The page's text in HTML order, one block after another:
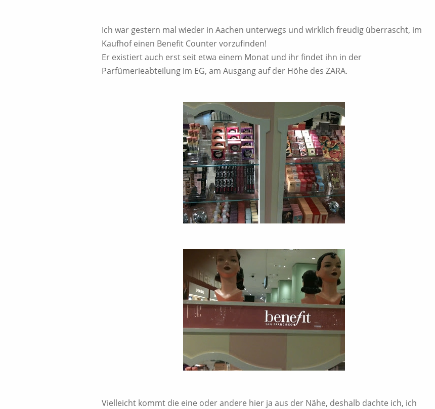
Ich war gestern mal wieder in Aachen unterwegs und wirklich freudig überrascht, im
Kaufhof einen Benefit Counter vorzufinden!
Er existiert auch erst seit etwa einem Monat und ihr findet ihn in der
Parfümerieabteilung im EG, am Ausgang auf der Höhe des ZARA.
Vielleicht kommt die eine oder andere hier ja aus der Nähe, deshalb dachte ich, ich